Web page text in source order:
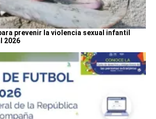
prevenir la violencia sexual infantil
2026